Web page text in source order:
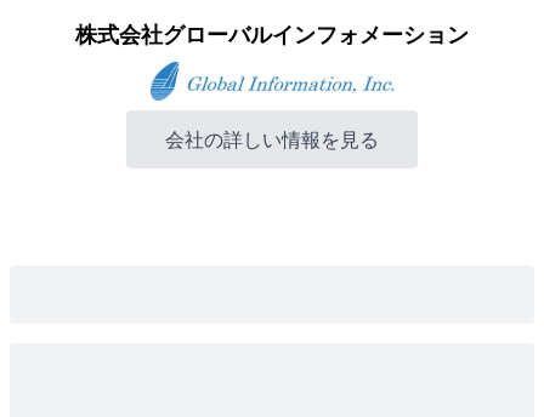
株式会社グローバルインフォメーション
会社の詳しい情報を見る